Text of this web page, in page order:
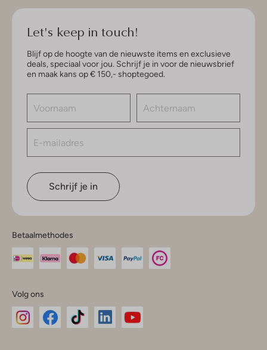
Let's keep in touch!
Blijf op de hoogte van de nieuwste items en exclusieve
deals, speciaal voor jou. Schrijf je in voor de nieuwsbrief
en maak kans op € 150,- shoptegoed.
Schrijf je in
Betaalmethodes
Volg ons